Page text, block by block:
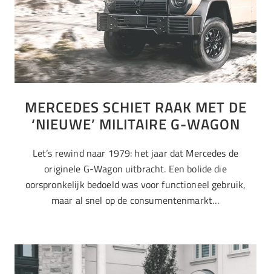
MERCEDES SCHIET RAAK MET DE
‘NIEUWE’ MILITAIRE G-WAGON
Let’s rewind naar 1979: het jaar dat Mercedes de
originele G-Wagon uitbracht. Een bolide die
oorspronkelijk bedoeld was voor functioneel gebruik,
maar al snel op de consumentenmarkt…